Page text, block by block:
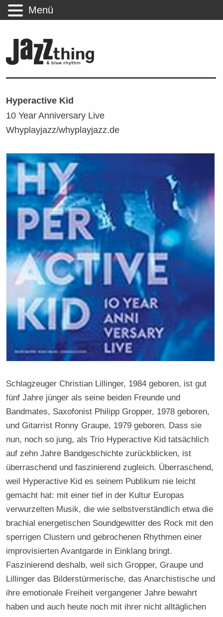
Hyperactive Kid
10 Year Anniversary Live
Whyplayjazz/whyplayjazz.de
Schlagzeuger Christian Lillinger, 1984 geboren, ist gut
fünf Jahre jünger als seine beiden Freunde und
Bandmates, Saxofonist Philipp Gropper, 1978 geboren,
und Gitarrist Ronny Graupe, 1979 geboren. Dass sie
nun, noch so jung, als Trio Hyperactive Kid tatsächlich
auf zehn Jahre Bandgeschichte zurückblicken, ist
überraschend und faszinierend zugleich. Überraschend,
weil Hyperactive Kid es seinem Publikum nie leicht
gemacht hat: mit einer tief in der Kultur Europas
verwurzelten Musik, die wie selbstverständlich etwa die
brachial energetischen Soundgewitter des Rock mit den
sperrigen Clustern und gebrochenen Rhythmen einer
improvisierten Avantgarde in Einklang bringt.
Faszinierend deshalb, weil sich Gropper, Graupe und
Lillinger das Bilderstürmerische, das Anarchistische und
ihre emotionale Freiheit vergangener Jahre bewahrt
haben und auch heute noch mit ihrer nicht alltäglichen
Menü